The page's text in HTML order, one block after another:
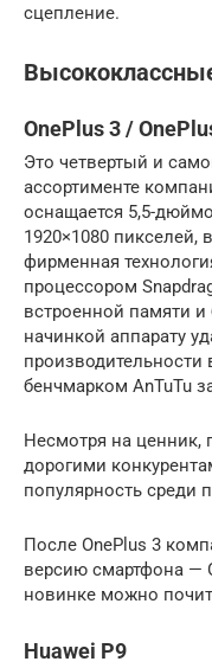
сцепление.
OnePlus 3 /
Это четвертый и
ассортименте
оснащается 5,5-
1920×1080 пикселей,
фирменная
процессором
встроенной памяти и
начинкой аппарату
производительности
бенчмарком AnTuTu
Несмотря на ценник,
дорогими
популярность среди
После OnePlus 3
версию смартфона —
новинке можно
Huawei P9